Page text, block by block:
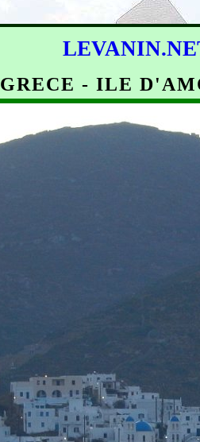
GRECE - ILE